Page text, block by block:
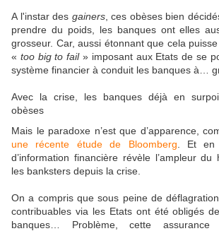
A l'instar des gainers, ces obèses bien
prendre du poids, les banques ont elles
grosseur. Car, aussi étonnant que cela
« too big to fail» imposant aux Etats de se
système financier à conduit les banques à…
Avec la crise, les banques déjà en
obèses
Mais le paradoxe n’est que d’apparence,
une récente étude de Bloomberg . Et en
d’information financière révèle l’ampleur
les banksters depuis la crise.
On a compris que sous peine de
contribuables via les Etats ont été obligés
banques… Problème, cette